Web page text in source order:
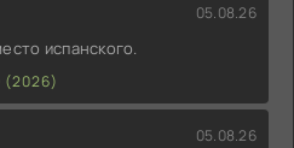
05.08.26
испанского.
05.08.26